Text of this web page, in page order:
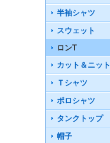
半袖シャツ
スウェット
ロンT
カット＆ニット
Ｔシャツ
ポロシャツ
タンクトップ
帽子